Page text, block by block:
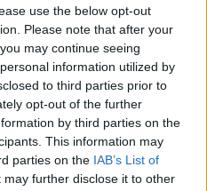
use the below opt-out
Please note that after your
may continue seeing
information utilized by
to third parties prior to
opt-out of the further
by third parties on the
This information may
parties on the IAB’s List of
may further disclose it to other